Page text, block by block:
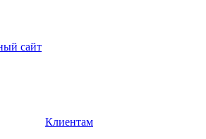
Клиентам